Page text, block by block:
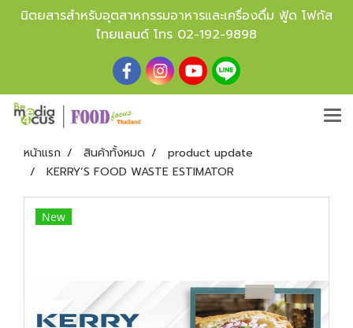
นิตยสารสำหรับอุตสาหกรรมอาหารและเครื่องดื่ม ฟู้ด โฟกัส
ไทยแลนด์ โทร 02-192-9898
หน้าแรก สินค้าทั้งหมด
product update
KERRY’S FOOD WASTE ESTIMATOR
New